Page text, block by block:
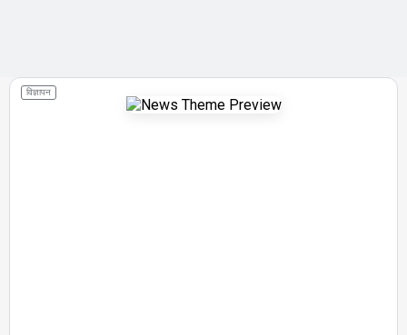
विज्ञापन